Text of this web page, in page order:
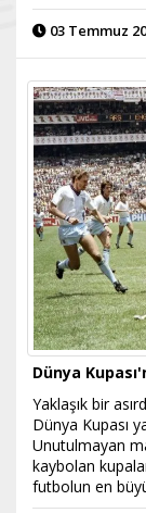
03 Temmuz
Dünya
Yaklaşık bir
Dünya Kupası
Unutulmayan
kaybolan
futbolun en